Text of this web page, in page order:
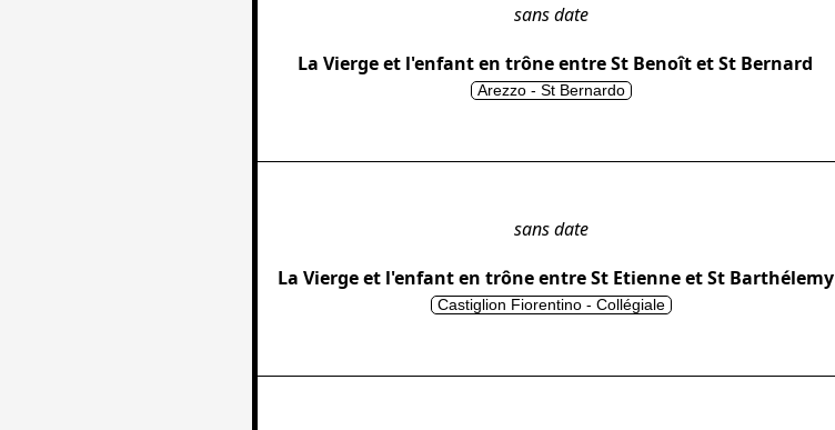
sans date
La Vierge et l'enfant en trône entre St Benoît et St Bernard
Arezzo - St Bernardo
sans date
La Vierge et l'enfant en trône entre St Etienne et St Barthélemy
Castiglion Fiorentino - Collégiale